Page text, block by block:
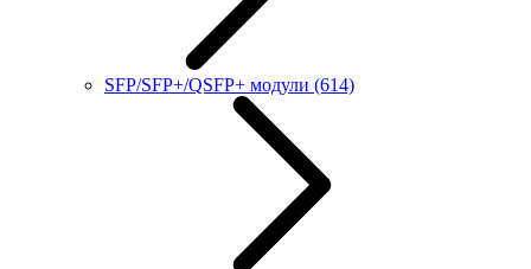
SFP/SFP+/QSFP+ модули (614)